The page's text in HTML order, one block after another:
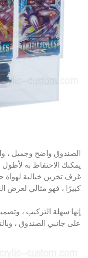
الصندوق واضح وجميل ،
يمكنك الاحتفاظ به
غرف تخزين خيالية لهواة
كبيرًا ، فهو مثالي لعرض
إنها سهلة التركيب ،
على جانبي الصندوق ،